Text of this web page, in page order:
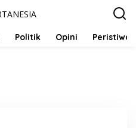
Politik Opini Peristiwa